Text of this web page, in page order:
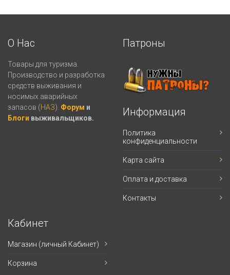
О Нас
Товары для туризма.
Производство и разработка
средств выживания и
носимых аварийных
запасов (НАЗ). Форум и
Блоги выживальщиков.
Патроны
Информация
Политика
конфиденциальности
Карта сайта
Оплата и доставка
Контакты
Кабинет
Магазин (личный Кабинет)
Корзина